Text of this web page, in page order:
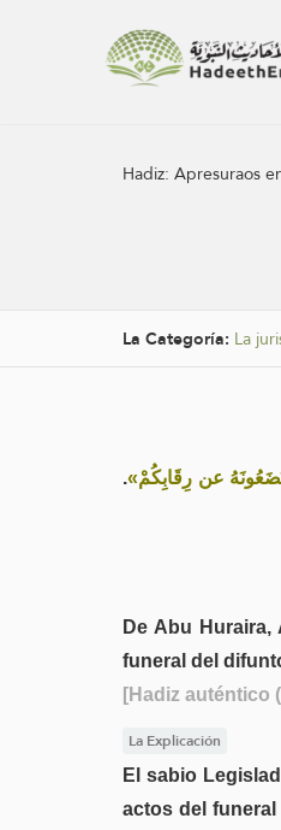
Hadiz:Apresuraos
La Categoría: La
عن رِقَابِكُمْ».
De Abu
funeral del
[Hadiz auténtico
La Explicación
El sabio
actos del funeral